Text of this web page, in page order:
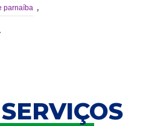
parnaíba ,
.